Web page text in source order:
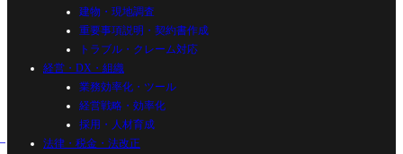
建物・現地調査
重要事項説明・契約書作成
トラブル・クレーム対応
経営・DX・組織
業務効率化・ツール
経営戦略・効率化
採用・人材育成
法律・税金・法改正